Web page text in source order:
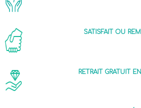
SATISFAIT OU
RETRAIT GRATUIT